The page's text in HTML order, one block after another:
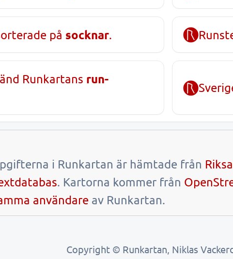
på socknar.
Runkartans run-
i Runkartan är hämtade från
. Kartorna kommer från
användare av Runkartan.
Copyright © Runkartan, Niklas